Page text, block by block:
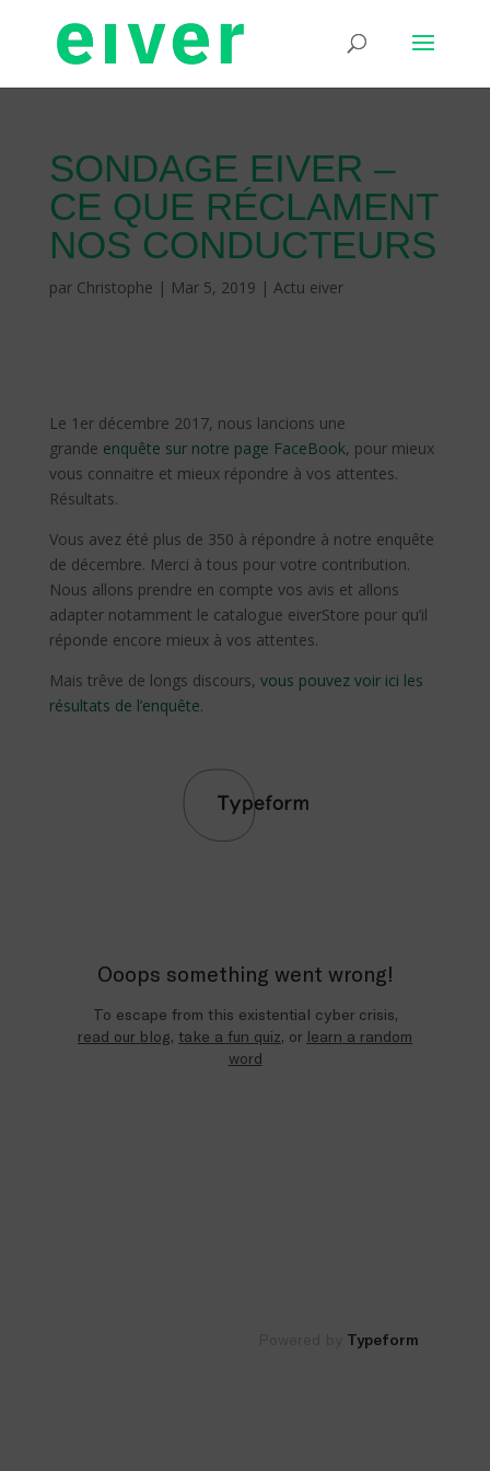
SONDAGE EIVER –
CE QUE RÉCLAMENT
NOS CONDUCTEURS
par Christophe | Mar 5, 2019 | Actu eiver
Le 1er décembre 2017, nous lancions une
grande enquête sur notre page FaceBook, pour mieux
vous connaitre et mieux répondre à vos attentes.
Résultats.
Vous avez été plus de 350 à répondre à notre enquête
de décembre. Merci à tous pour votre contribution.
Nous allons prendre en compte vos avis et allons
adapter notamment le catalogue eiverStore pour qu’il
réponde encore mieux à vos attentes.
Mais trêve de longs discours, vous pouvez voir ici les
résultats de l’enquête.